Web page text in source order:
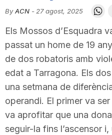
i
u
t
a
By ACN - 27 agost, 2025
Els Mossos d’Esquadra
passat un home de 19
de dos robatoris amb
edat a Tarragona. Els
una setmana de
operandi. El primer va
va aprofitar que una
seguir-la fins l’ascensor